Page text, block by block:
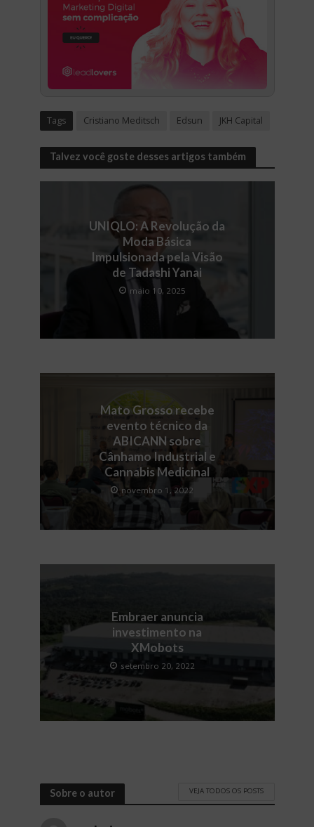
Tags Cristiano Meditsch Edsun JKH Capital
Talvez você goste desses artigos também
UNIQLO: A Revolução da
Moda Básica
Impulsionada pela Visão
de Tadashi Yanai
maio 10, 2025
Mato Grosso recebe
evento técnico da
ABICANN sobre
Cânhamo Industrial e
Cannabis Medicinal
novembro 1, 2022
Embraer anuncia
investimento na
XMobots
setembro 20, 2022
Sobre o autor VEJA TODOS OS POSTS